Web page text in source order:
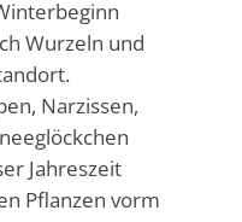
Wurzeln und
Narzissen,
Jahreszeit
Pflanzen vorm